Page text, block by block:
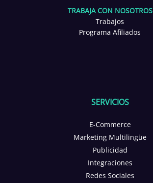
TRABAJA CON NOSOTROS
Trabajos
Programa Afiliados
SERVICIOS
E-Commerce
Marketing Multilingüe
Publicidad
Integraciones
Redes Sociales